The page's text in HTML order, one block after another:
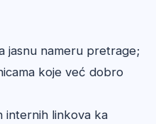
jasnu nameru pretrage;
koje već dobro
internih linkova ka